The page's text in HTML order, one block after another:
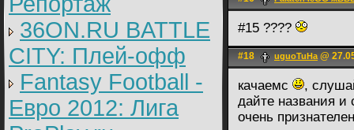
36ON.RU BATTLE
CITY: Плей-офф
Fantasy Football -
Евро 2012: Лига
#15 ????
#18 uguoTuHa@
качаемс
,
дайте названия
очень признателен